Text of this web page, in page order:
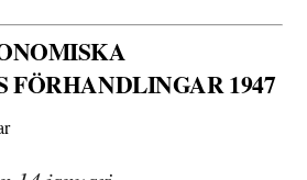
FÖRHANDLINGAR 1947